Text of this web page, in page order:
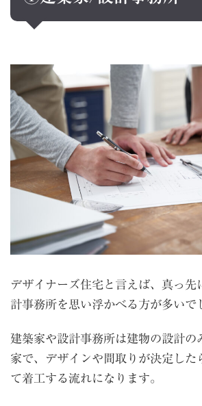
デザイナーズ住宅と言えば、真っ先
計事務所を思い浮かべる方が多いで
建築家や設計事務所は建物の設計の
家で、デザインや間取りが決定した
て着工する流れになります。